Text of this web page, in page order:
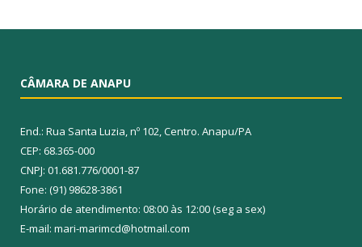
CÂMARA DE ANAPU
End.: Rua Santa Luzia, nº 102, Centro. Anapu/PA
CEP: 68.365-000
CNPJ: 01.681.776/0001-87
Fone: (91) 98628-3861
Horário de atendimento: 08:00 às 12:00 (seg a sex)
E-mail: mari-marimcd@hotmail.com